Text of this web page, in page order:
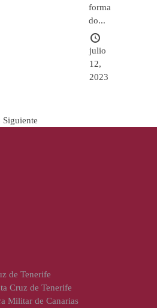
forma
do...
julio
12,
2023
Siguiente
de Tenerife
Cruz de Tenerife
Militar de Canarias